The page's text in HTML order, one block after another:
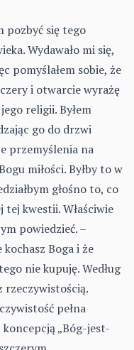
pozbyć się tego
Wydawało mi się,
pomyślałem sobie, że
i otwarcie wyrażę
religii. Byłem
go do drzwi
przemyślenia na
miłości. Byłby to w
głośno to, co
tej kwestii. Właściwie
powiedzieć. –
kochasz Boga i że
nie kupuję. Według
rzeczywistością.
pełna
„Bóg-jest-